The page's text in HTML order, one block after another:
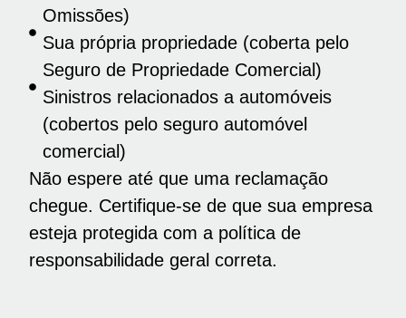
Omissões)
Sua própria propriedade (coberta pelo
Seguro de Propriedade Comercial)
Sinistros relacionados a automóveis
(cobertos pelo seguro automóvel
comercial)
Não espere até que uma reclamação
chegue. Certifique-se de que sua empresa
esteja protegida com a política de
responsabilidade geral correta.